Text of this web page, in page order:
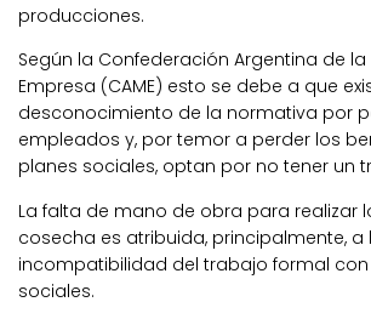
producciones.
Según la Confederación Argentina de
Empresa (CAME) esto se debe a que
desconocimiento de la normativa por
empleados y, por temor a perder los
planes sociales, optan por no tener un
La falta de mano de obra para realizar
cosecha es atribuida, principalmente, a
incompatibilidad del trabajo formal
sociales.